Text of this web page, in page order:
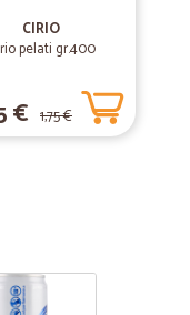
CIRIO
pelati gr.400
€ 1,75 €